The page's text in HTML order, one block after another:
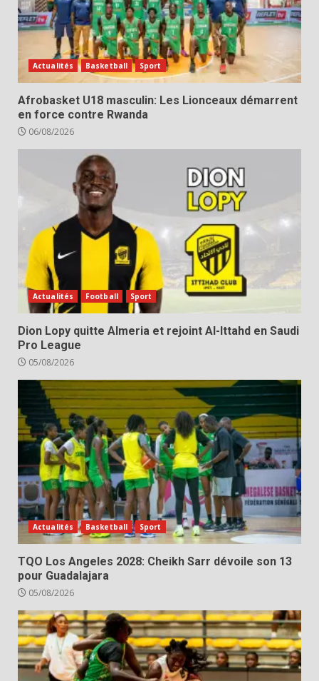
Actualités Basketball Sport
Afrobasket U18 masculin: Les Lionceaux démarrent
en force contre Rwanda
06/08/2026
Actualités Football Sport
Dion Lopy quitte Almeria et rejoint Al-Ittahd en Saudi
Pro League
05/08/2026
Actualités Basketball Sport
TQO Los Angeles 2028: Cheikh Sarr dévoile son 13
pour Guadalajara
05/08/2026